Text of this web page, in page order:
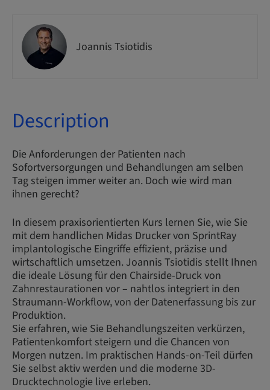
Joannis Tsiotidis
Description
Die Anforderungen der Patienten nach
Sofortversorgungen und Behandlungen am selben
Tag steigen immer weiter an. Doch wie wird man
ihnen gerecht?
In diesem praxisorientierten Kurs lernen Sie, wie Sie
mit dem handlichen Midas Drucker von SprintRay
implantologische Eingriffe effizient, präzise und
wirtschaftlich umsetzen. Joannis Tsiotidis stellt Ihnen
die ideale Lösung für den Chairside-Druck von
Zahnrestaurationen vor – nahtlos integriert in den
Straumann-Workflow, von der Datenerfassung bis zur
Produktion.
Sie erfahren, wie Sie Behandlungszeiten verkürzen,
Patientenkomfort steigern und die Chancen von
Morgen nutzen. Im praktischen Hands-on-Teil dürfen
Sie selbst aktiv werden und die moderne 3D-
Drucktechnologie live erleben.